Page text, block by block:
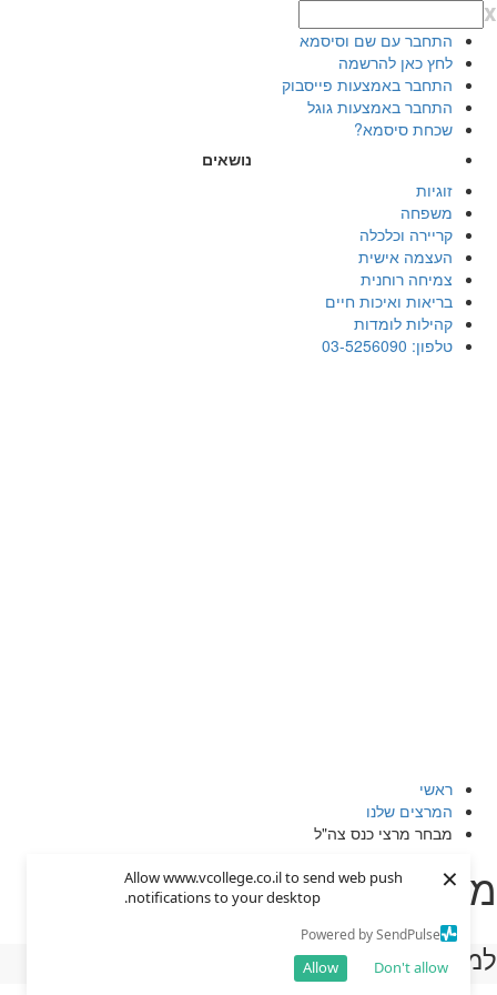
Allow www.vcollege.co.il to send web push
notifications to your desktop.
Powered by SendPulse
Don't allow
Allow
×
x
התחבר עם שם וסיסמא
לחץ כאן להרשמה
התחבר באמצעות פייסבוק
התחבר באמצעות גוגל
שכחת סיסמא?
נושאים
זוגיות
משפחה
קריירה וכלכלה
העצמה אישית
צמיחה רוחנית
בריאות ואיכות חיים
קהילות לומדות
טלפון: 03-5256090
ראשי
המרצים שלנו
מבחר מרצי כנס צה"ל
מבחר מרצי כנס צה"ל
למרצה זה 0 קורסים